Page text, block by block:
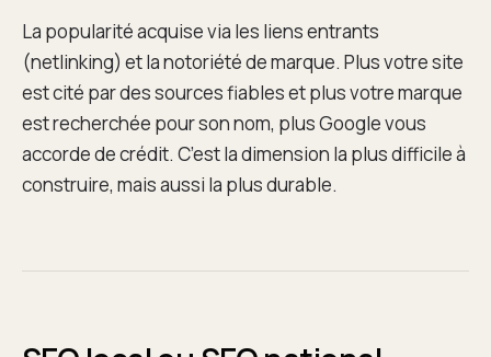
La popularité acquise via les liens entrants
(netlinking) et la notoriété de marque. Plus votre site
est cité par des sources fiables et plus votre marque
est recherchée pour son nom, plus Google vous
accorde de crédit. C’est la dimension la plus difficile à
construire, mais aussi la plus durable.